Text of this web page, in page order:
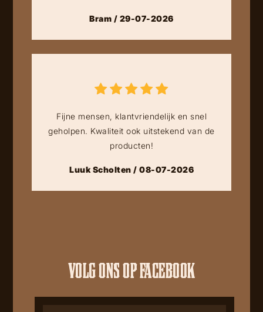
Bram / 29-07-2026
Fijne mensen, klantvriendelijk en snel
geholpen. Kwaliteit ook uitstekend van de
producten!
Luuk Scholten / 08-07-2026
VOLG ONS OP FACEBOOK